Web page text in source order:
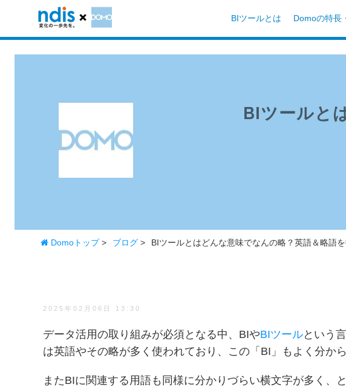
BIツールとは Domoの特長
BIツールと
Domoトップ> ブログ > BIツールとはどんな意味でなんの略？英語＆略語
2025年02月06日 13:30
データ活用の取り組みが必須となる中、BIやBIツールという
は英語やその略が多く使われており、この「BI」もよく分か
またBIに関連する用語も同様に分かりづらい横文字が多く、